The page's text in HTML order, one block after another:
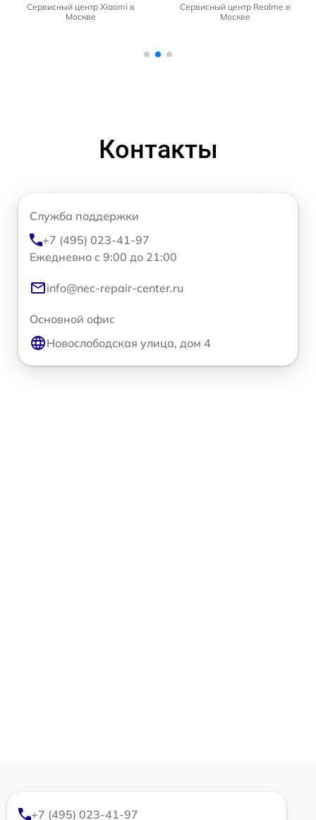
Сервисный центр Xiaomi в
Москве
Сервисный центр Realme в
Москве
Контакты
Служба поддержки
+7 (495) 023-41-97
Ежедневно с 9:00 до 21:00
info@nec-repair-center.ru
Основной офис
Новослободская улица, дом 4
+7 (495) 023-41-97